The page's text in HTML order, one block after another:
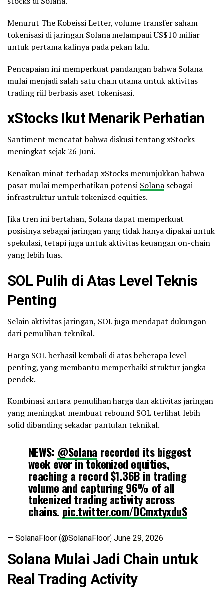
Menurut The Kobeissi Letter, volume transfer saham
tokenisasi di jaringan Solana melampaui US$10 miliar
untuk pertama kalinya pada pekan lalu.
Pencapaian ini memperkuat pandangan bahwa Solana
mulai menjadi salah satu chain utama untuk aktivitas
trading riil berbasis aset tokenisasi.
xStocks Ikut Menarik Perhatian
Santiment mencatat bahwa diskusi tentang xStocks
meningkat sejak 26 Juni.
Kenaikan minat terhadap xStocks menunjukkan bahwa
pasar mulai memperhatikan potensi Solana sebagai
infrastruktur untuk tokenized equities.
Jika tren ini bertahan, Solana dapat memperkuat
posisinya sebagai jaringan yang tidak hanya dipakai untuk
spekulasi, tetapi juga untuk aktivitas keuangan on-chain
yang lebih luas.
SOL Pulih di Atas Level Teknis
Penting
Selain aktivitas jaringan, SOL juga mendapat dukungan
dari pemulihan teknikal.
Harga SOL berhasil kembali di atas beberapa level
penting, yang membantu memperbaiki struktur jangka
pendek.
Kombinasi antara pemulihan harga dan aktivitas jaringan
yang meningkat membuat rebound SOL terlihat lebih
solid dibanding sekadar pantulan teknikal.
NEWS: @Solana recorded its biggest
week ever in tokenized equities,
reaching a record $1.36B in trading
volume and capturing 96% of all
tokenized trading activity across
chains. pic.twitter.com/DCmxtyxduS
— SolanaFloor (@SolanaFloor) June 29, 2026
Solana Mulai Jadi Chain untuk
Real Trading Activity